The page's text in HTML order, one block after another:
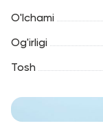
O'lchami
Og'irligi
Tosh